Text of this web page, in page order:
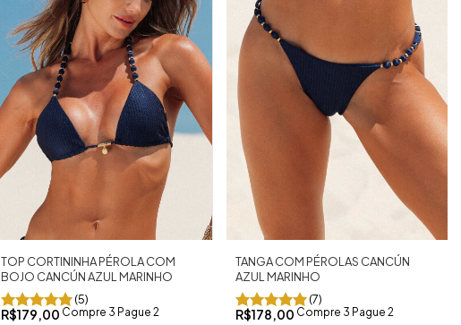
TOP CORTININHA PÉROLA COM
BOJO CANCÚN AZUL MARINHO
(5)
R$179,00 Compre 3 Pague 2
TANGA COM PÉROLAS CANCÚN
AZUL MARINHO
(7)
R$178,00 Compre 3 Pague 2